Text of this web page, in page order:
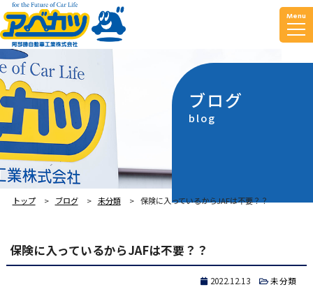
Menu
ブログ
blog
トップ ブログ 未分類 保険に入っているからJAFは不要？？
保険に入っているからJAFは不要？？
2022.12.13 未分類